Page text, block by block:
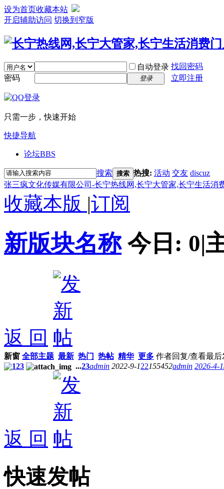
设为首页收藏本站
开启辅助访问 切换到窄版
自动登录 找回密码
密码
登录 立即注册
只需一步，快速开始
快捷导航
论坛BBS
搜索 搜索 热搜: 活动 交友 discuz
张三疯文化传媒有限公司-长宁热线网,长宁大管家,长宁生活消
收藏本版 |订阅
新版块名称 今日: 0|
返 回
新窗 全部主题 最新 热门 热帖 精华 更多 作者回复/查看最后
123
...23admin 2022-9-122155452admin 2026-4-
返 回
快速发帖